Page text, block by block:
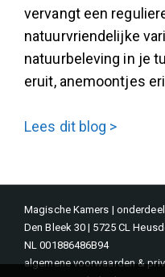
vervangt een
natuurvriendelijke
natuurbeleving in je
eruit, anemoontjes
De
eruit,
anemoon
erin
Lees dit blog >
Magische Kamers |
Den Bleek 30 | 5725 CL
NL 001886486B94
algemene voorwaarden &